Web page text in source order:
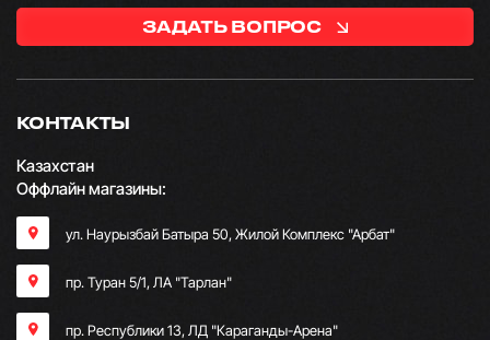
КОНТАКТЫ
Казахстан
Оффлайн магазины:
ул. Наурызбай Батыра 50, Жилой Комплекс "Арбат"
пр. Туран 5/1, ЛА "Тарлан"
пр. Республики 13, ​ЛД "Караганды-Арена"
ЗАДАТЬ ВОПРОС